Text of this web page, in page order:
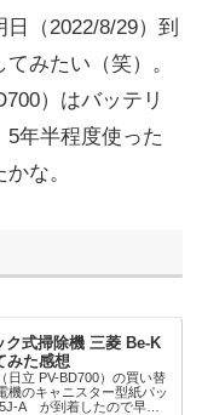
（2022/8/29）到
みたい（笑）。
）はバッテリ
年半程度使った
な。
ク式掃除機 三菱 Be-K
みた感想
日立 PV-BD700）の買い替
機のキャニスター型紙パッ
A が到着したので早速